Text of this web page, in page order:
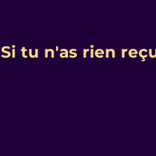
Si tu n'as rien